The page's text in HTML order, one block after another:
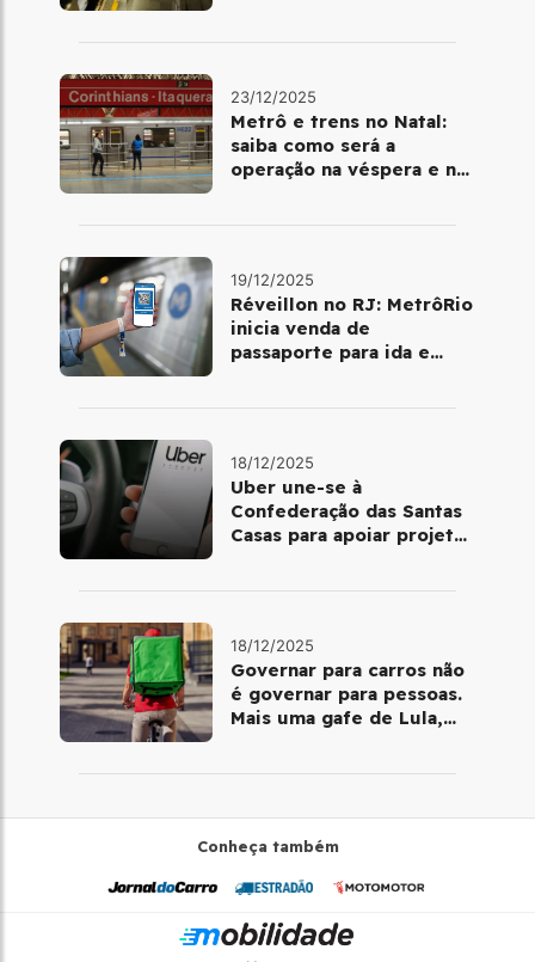
23/12/2025
Metrô e trens no Natal:
saiba como será a
operação na véspera e no
19/12/2025
Réveillon no RJ: MetrôRio
inicia venda de
passaporte para ida e
18/12/2025
Uber une-se à
Confederação das Santas
Casas para apoiar projetos
18/12/2025
Governar para carros não
é governar para pessoas.
Mais uma gafe de Lula,
Conheça também